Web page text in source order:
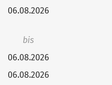
06.08.2026
bis
06.08.2026
06.08.2026